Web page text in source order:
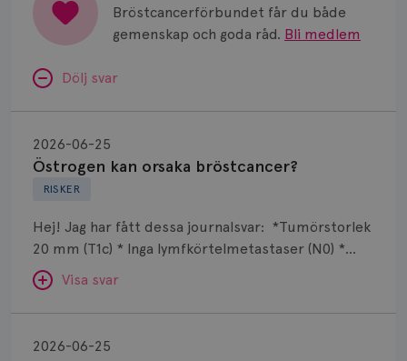
Bröstcancerförbundet får du både
gemenskap och goda råd. Bli medlem
Dölj svar
RISKER
Östrogen kan orsaka bröstcancer?
2026-06-25
Hej! Jag har fått dessa journalsvar: *Tumörstorlek
20 mm (T1c) * Inga lymfkörtelmetastaser (N0) *
Grad 1 * Luminal A-lik * ER- och PR-positiv * HER2-
negativ * Ingen multifokalitet Det jag undrar är
varför man fortfarande ger östrogen som kan
Visa svar
SVAR:
orsaka
bröstcancer?
2026-06-25
kring